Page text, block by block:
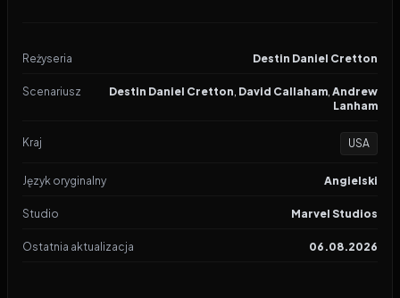
Reżyseria Destin Daniel Cretton
Scenariusz Destin Daniel Cretton, David Callaham, Andrew
Lanham
Kraj USA
Język oryginalny Angielski
Studio Marvel Studios
Ostatnia aktualizacja 06.08.2026